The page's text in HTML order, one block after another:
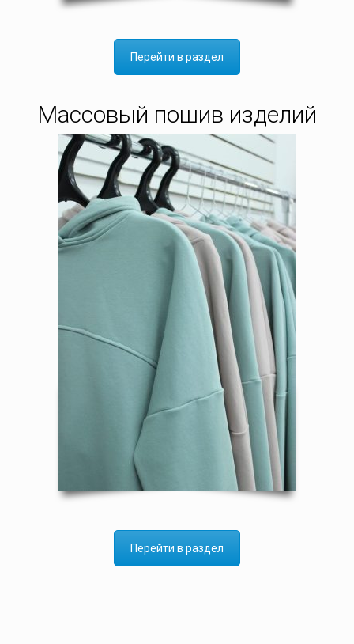
Перейти в раздел
Массовый пошив изделий
Перейти в раздел